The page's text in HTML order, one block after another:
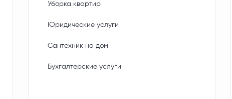
Уборка квартир
Юридические услуги
Сантехник на дом
Бухгалтерские услуги